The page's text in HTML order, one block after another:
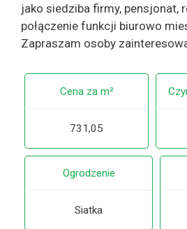
jako siedziba firmy, pensjonat,
połączenie funkcji biurowo
Zapraszam osoby
Cena za m²
731,05
Ogrodzenie
Siatka